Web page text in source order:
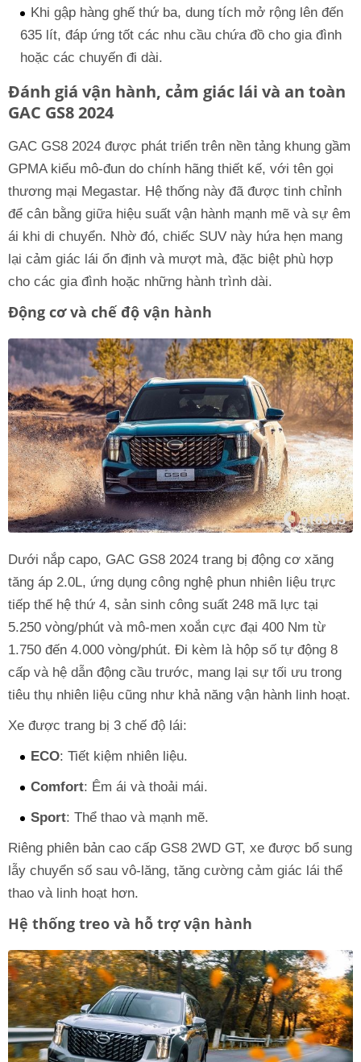
Khi gập hàng ghế thứ ba, dung tích mở rộng lên đến
635 lít, đáp ứng tốt các nhu cầu chứa đồ cho gia đình
hoặc các chuyến đi dài.
Đánh giá vận hành, cảm giác lái và an toàn
GAC GS8 2024
GAC GS8 2024 được phát triển trên nền tảng khung gầm
GPMA kiểu mô-đun do chính hãng thiết kế, với tên gọi
thương mại Megastar. Hệ thống này đã được tinh chỉnh
để cân bằng giữa hiệu suất vận hành mạnh mẽ và sự êm
ái khi di chuyển. Nhờ đó, chiếc SUV này hứa hẹn mang
lại cảm giác lái ổn định và mượt mà, đặc biệt phù hợp
cho các gia đình hoặc những hành trình dài.
Động cơ và chế độ vận hành
Dưới nắp capo, GAC GS8 2024 trang bị động cơ xăng
tăng áp 2.0L, ứng dụng công nghệ phun nhiên liệu trực
tiếp thế hệ thứ 4, sản sinh công suất 248 mã lực tại
5.250 vòng/phút và mô-men xoắn cực đại 400 Nm từ
1.750 đến 4.000 vòng/phút. Đi kèm là hộp số tự động 8
cấp và hệ dẫn động cầu trước, mang lại sự tối ưu trong
tiêu thụ nhiên liệu cũng như khả năng vận hành linh hoạt.
Xe được trang bị 3 chế độ lái:
ECO: Tiết kiệm nhiên liệu.
Comfort: Êm ái và thoải mái.
Sport: Thể thao và mạnh mẽ.
Riêng phiên bản cao cấp GS8 2WD GT, xe được bổ sung
lẫy chuyển số sau vô-lăng, tăng cường cảm giác lái thể
thao và linh hoạt hơn.
Hệ thống treo và hỗ trợ vận hành